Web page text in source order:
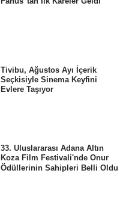
Tivibu, Ağustos Ayı İçerik
Seçkisiyle Sinema Keyfini
Evlere Taşıyor
33. Uluslararası Adana Altın
Koza Film Festivali'nde Onur
Ödüllerinin Sahipleri Belli Oldu